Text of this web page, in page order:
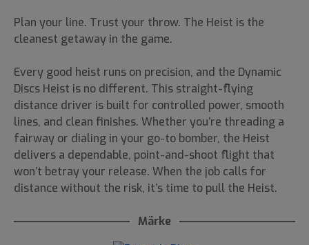
Plan your line. Trust your throw. The Heist is the
cleanest getaway in the game.
Every good heist runs on precision, and the Dynamic
Discs Heist is no different. This straight-flying
distance driver is built for controlled power, smooth
lines, and clean finishes. Whether you’re threading a
fairway or dialing in your go-to bomber, the Heist
delivers a dependable, point-and-shoot flight that
won’t betray your release. When the job calls for
distance without the risk, it’s time to pull the Heist.
Märke